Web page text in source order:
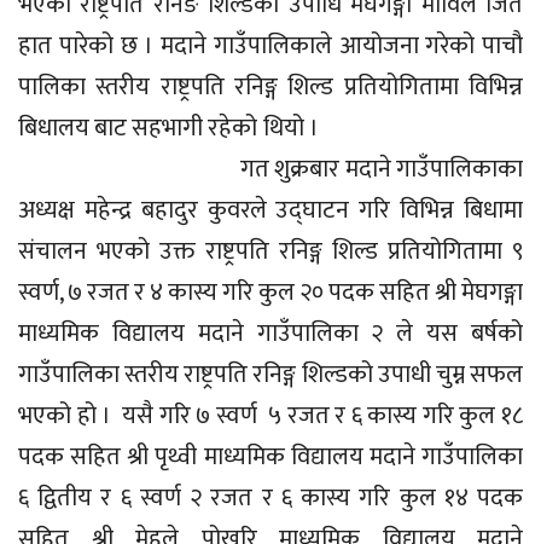
हात पारेको छ । मदाने गाउँपालिकाले आयोजना गरेको पाचौ
पालिका स्तरीय राष्ट्रपति रनिङ्ग शिल्ड प्रतियोगितामा विभिन्न
बिधालय बाट सहभागी रहेको थियो ।
गत शुक्रबार मदाने गाउँपालिकाका
अध्यक्ष महेन्द्र बहादुर कुवरले उद्घाटन गरि विभिन्न बिधामा
संचालन भएको उक्त राष्ट्रपति रनिङ्ग शिल्ड प्रतियोगितामा ९
स्वर्ण, ७ रजत र ४ कास्य गरि कुल २० पदक सहित श्री मेघगङ्गा
माध्यमिक विद्यालय मदाने गाउँपालिका २ ले यस बर्षको
गाउँपालिका स्तरीय राष्ट्रपति रनिङ्ग शिल्डको उपाधी चुम्न सफल
भएको हो । यसै गरि ७ स्वर्ण ५ रजत र ६ कास्य गरि कुल १८
पदक सहित श्री पृथ्वी माध्यमिक विद्यालय मदाने गाउँपालिका
६ द्वितीय र ६ स्वर्ण २ रजत र ६ कास्य गरि कुल १४ पदक